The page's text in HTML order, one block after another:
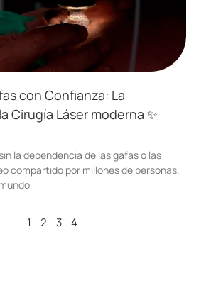
con Confianza: La
Cirugía Láser moderna ✨
la dependencia de las gafas o las
compartido por millones de personas.
1 2 3 4